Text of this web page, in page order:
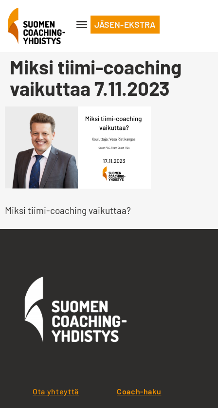
JÄSEN-EKSTRA
Miksi tiimi-coaching
vaikuttaa 7.11.2023
Miksi tiimi-coaching vaikuttaa?
Ota yhteyttä Coach-haku